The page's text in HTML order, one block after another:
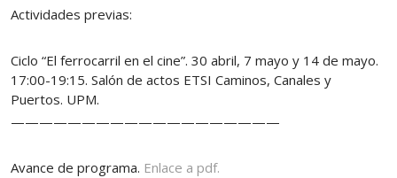
Actividades previas:
Ciclo “El ferrocarril en el cine”. 30 abril, 7 mayo y 14 de mayo.
17:00-19:15. Salón de actos ETSI Caminos, Canales y
Puertos. UPM.
———————————————————
Avance de programa. Enlace a pdf.